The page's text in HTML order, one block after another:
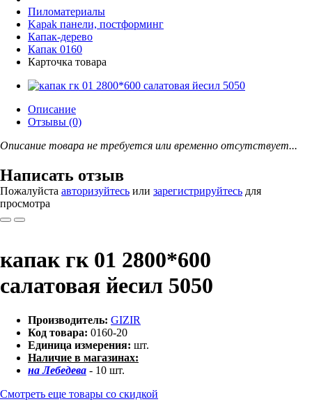
Пиломатериалы
Kapak панели, постформинг
Капак-дерево
Капак 0160
Карточка товара
Описание
Отзывы (0)
Описание товара не требуется или временно отсутствует...
Написать отзыв
Пожалуйста авторизуйтесь или зарегистрируйтесь для
просмотра
капак гк 01 2800*600
салатовая йесил 5050
Производитель: GIZIR
Код товара: 0160-20
Единица измерения: шт.
Наличие в магазинах:
на Лебедева - 10 шт.
Смотреть еще товары со скидкой